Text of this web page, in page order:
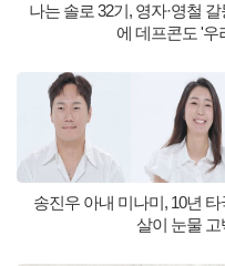
나는 솔로 32기, 영자·영철 갈
에 데프콘도 '우
송진우 아내 미나미, 10년 타
살이 눈물 고